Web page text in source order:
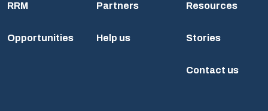
RRM
Opportunities
Partners
Help us
Resources
Stories
Contact us